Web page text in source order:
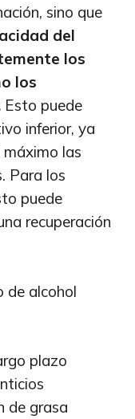
sino que
del
los
los
Esto puede
inferior, ya
máximo las
Para los
puede
recuperación
de alcohol
plazo
de grasa